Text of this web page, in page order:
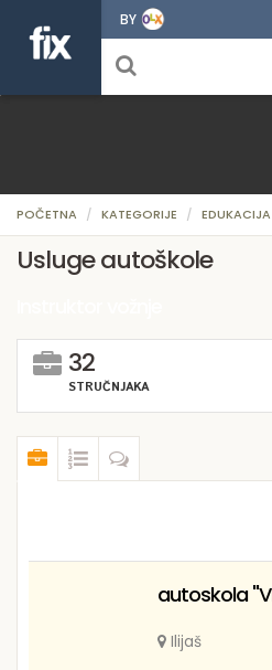
BY
POČETNA KATEGORIJE EDUKACIJA
Usluge autoškole
32
STRUČNJAKA
autoskola
Ilijaš